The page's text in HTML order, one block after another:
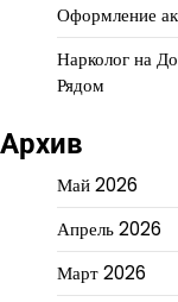
Оформление
Нарколог на
Рядом
Архив
Май 2026
Апрель 2026
Март 2026